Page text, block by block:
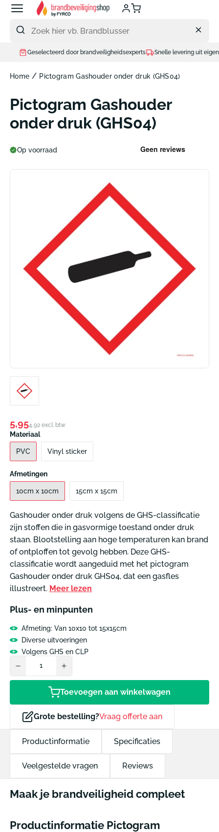
Meteen
naar
content
Geselecteerd door brandveiligheidsexperts Snelle levering uit eigen
Home / Pictogram Gashouder onder druk (GHS04)
Pictogram Gashouder
onder druk (GHS04)
Op voorraad
Normale
prijs
5,954,92 excl. btw
Materiaal
PVC Vinyl sticker
Afmetingen
10cm x 10cm 15cm x 15cm
Gashouder onder druk volgens de GHS-classificatie
zijn stoffen die in gasvormige toestand onder druk
staan. Blootstelling aan hoge temperaturen kan brand
of ontploffen tot gevolg hebben. Deze GHS-
classificatie wordt aangeduid met het pictogram
Gashouder onder druk GHS04, dat een gasfles
illustreert. Meer lezen
Plus- en minpunten
Afmeting: Van 10x10 tot 15x15cm
Diverse uitvoeringen
Volgens GHS en CLP
Toevoegen aan winkelwagen
Grote bestelling?Vraag offerte aan
Productinformatie Specificaties
Veelgestelde vragen Reviews
Maak je brandveiligheid compleet
Productinformatie Pictogram